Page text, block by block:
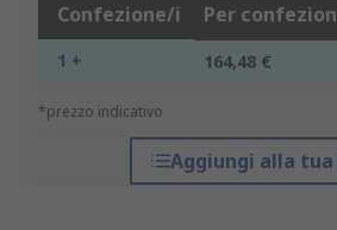
Confezione/i Per
1 + 164,48 €
*prezzo indicativo
Aggiungi alla